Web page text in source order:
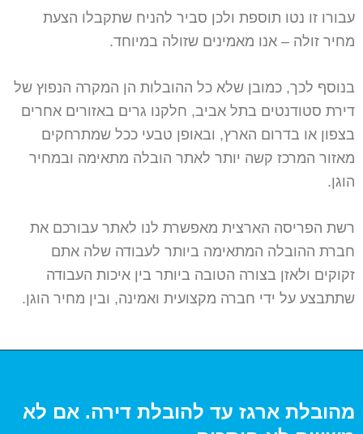
עבורו זו נטו תוספת ולכן סביר להניח שתקבלו הצעת
מחיר זולה – אנו מאמינים שזולה במיוחד.
בנוסף לכך, כמובן שלא כל ההובלות הן המקרה הנפוץ של
דירת סטודנטים בתל אביב, חלקנו גרים באזורים אחרים
בצפון או בדרום הארץ, ובאופן טבעי ככל שמתרחקים
מאזור המרכז קשה יותר לאתר הובלה מתאימה ובמחיר
הוגן.
רשת הפריסה הארצית מאפשרת לנו לאתר עבורכם את
חברת ההובלה המתאימה ביותר לעבודה שלה אתם
זקוקים ולאזן בצורה הטובה ביותר בין איכות העבודה
שתתבצע על ידי חברה מקצועית ואמינה, ובין מחיר הוגן.
מהובלת ארגז עד להובלת דירה. אם לא